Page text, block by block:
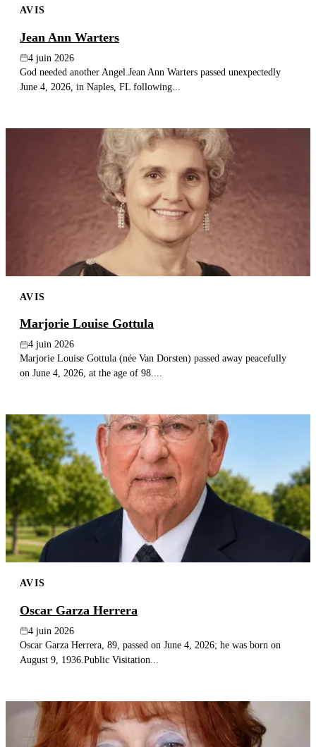
AVIS
Jean Ann Warters
4 juin 2026
God needed another Angel.Jean Ann Warters passed unexpectedly
June 4, 2026, in Naples, FL following...
AVIS
Marjorie Louise Gottula
4 juin 2026
Marjorie Louise Gottula (née Van Dorsten) passed away peacefully
on June 4, 2026, at the age of 98....
AVIS
Oscar Garza Herrera
4 juin 2026
Oscar Garza Herrera, 89, passed on June 4, 2026; he was born on
August 9, 1936.Public Visitation...